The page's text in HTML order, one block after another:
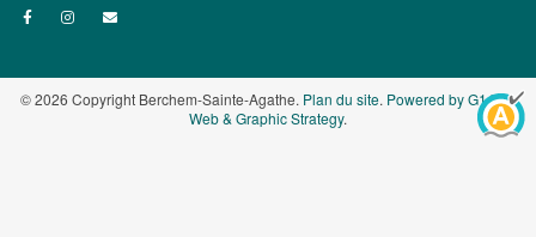
© 2026 Copyright Berchem-Sainte-Agathe. Plan du site. Powered by G1.be -
Web & Graphic Strategy.